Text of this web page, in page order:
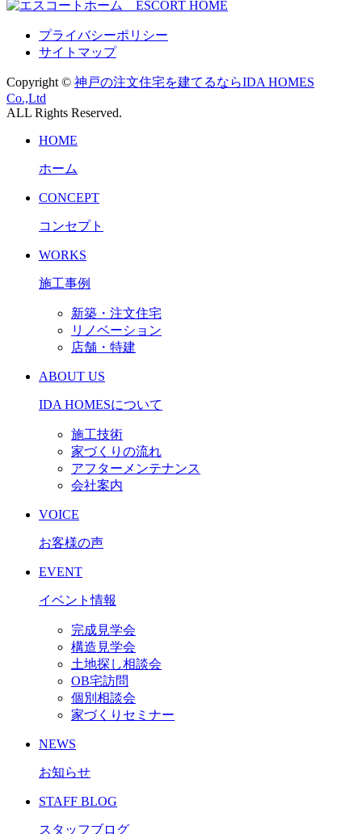
プライバシーポリシー
サイトマップ
Copyright © 神戸の注文住宅を建てるならIDA HOMES
Co.,Ltd
ALL Rights Reserved.
HOME
ホーム
CONCEPT
コンセプト
WORKS
施工事例
新築・注文住宅
リノベーション
店舗・特建
ABOUT US
IDA HOMESについて
施工技術
家づくりの流れ
アフターメンテナンス
会社案内
VOICE
お客様の声
EVENT
イベント情報
完成見学会
構造見学会
土地探し相談会
OB宅訪問
個別相談会
家づくりセミナー
NEWS
お知らせ
STAFF BLOG
スタッフブログ